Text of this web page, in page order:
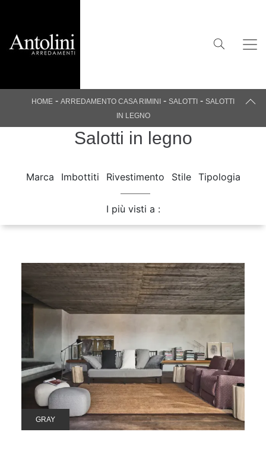
HOME - ARREDAMENTO CASA RIMINI - SALOTTI - SALOTTI
IN LEGNO
Salotti in legno
Marca Imbottiti Rivestimento Stile Tipologia
I più visti a :
GRAY